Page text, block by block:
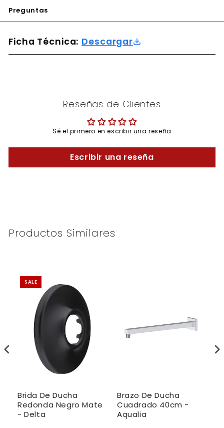
Preguntas
Ficha Técnica: Descargar
Reseñas de Clientes
Sé el primero en escribir una reseña
Escribir una reseña
Productos Similares
SALE
Brida De Ducha
Redonda Negro Mate
- Delta
Brazo De Ducha
Cuadrado 40cm -
Aqualia